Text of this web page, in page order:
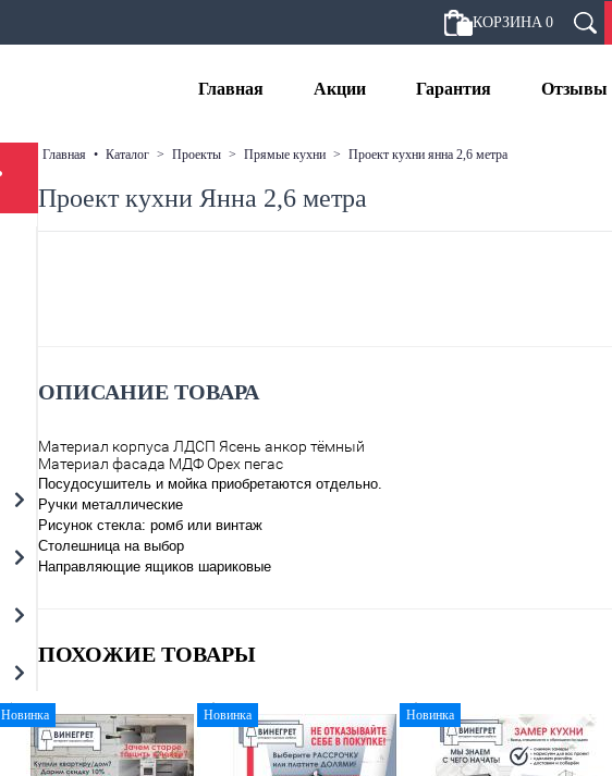
КОРЗИНА 0
Главная Акции Гарантия Отзывы
главная • каталог > проекты > прямые кухни > проект кухни янна 2,6 метра
Проект кухни Янна 2,6 метра
ОПИСАНИЕ ТОВАРА
Материал корпуса ЛДСП Ясень анкор тёмный
Материал фасада МДФ Орех пегас
Посудосушитель и мойка приобретаются отдельно.
Ручки металлические
Рисунок стекла: ромб или винтаж
Столешница на выбор
Направляющие ящиков шариковые
ПОХОЖИЕ ТОВАРЫ
Новинка Новинка Новинка